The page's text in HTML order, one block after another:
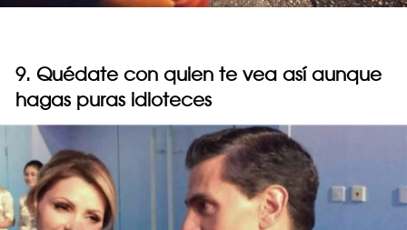
9. Quédate con quien te vea así aunque
hagas puras idioteces